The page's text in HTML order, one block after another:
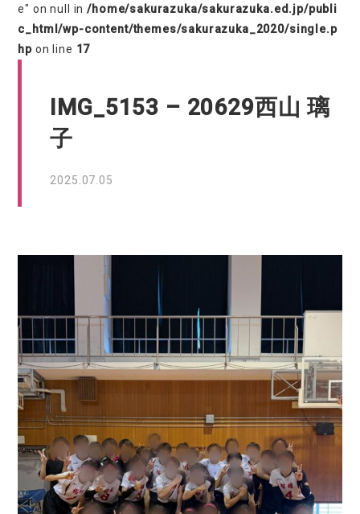
e" on null in/home/sakurazuka/sakurazuka.ed.jp/publi
c_html/wp-content/themes/sakurazuka_2020/single.p
hp on line 17
IMG_5153 – 20629西山 璃
子
2025.07.05